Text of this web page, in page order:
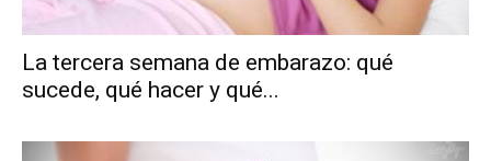
La tercera semana de embarazo: qué
sucede, qué hacer y qué...